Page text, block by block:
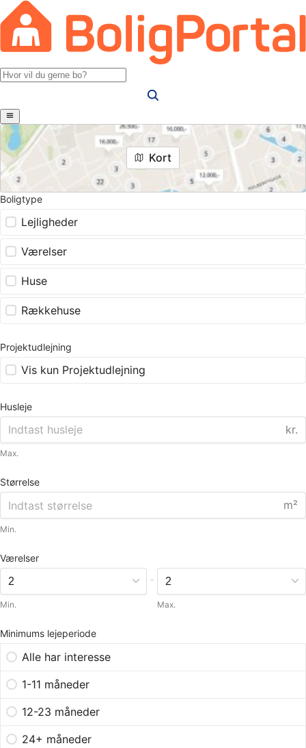
Kort
Boligtype
Lejligheder
Værelser
Huse
Rækkehuse
Projektudlejning
Vis kun Projektudlejning
Husleje
kr.
Max.
Størrelse
m²
Min.
Værelser
Min.
-
Max.
Minimums lejeperiode
Alle har interesse
1-11 måneder
12-23 måneder
24+ måneder